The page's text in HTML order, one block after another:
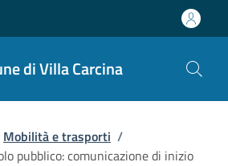
di Villa Carcina
Mobilità e trasporti /
pubblico: comunicazione di inizio